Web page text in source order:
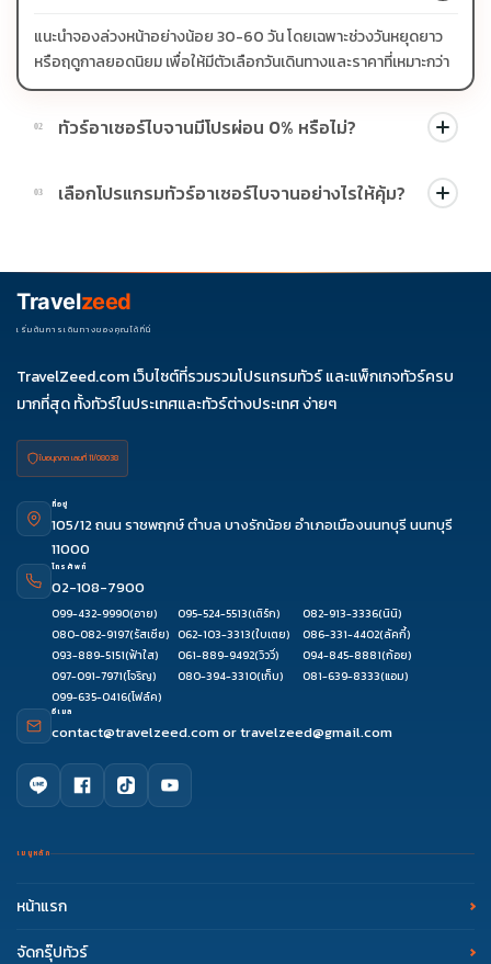
แนะนำจองล่วงหน้าอย่างน้อย 30-60 วัน โดยเฉพาะช่วงวันหยุดยาว
หรือฤดูกาลยอดนิยม เพื่อให้มีตัวเลือกวันเดินทางและราคาที่เหมาะกว่า
02 ทัวร์อาเซอร์ไบจานมีโปรผ่อน 0% หรือไม่?
บางโปรแกรมมีโปรผ่อน 0% หรือโปรโมชั่นบัตรเครดิตตามเงื่อนไขที่
บริษัทกำหนด สามารถดูสัญลักษณ์โปรโมชั่นในรายการทัวร์แต่ละ
03 เลือกโปรแกรมทัวร์อาเซอร์ไบจานอย่างไรให้คุ้ม?
ช่วงราคา ไม่ควรเทียบจากราคาต่ำสุดเพียงอย่างเดียว
Travelzeed
เริ่มต้นการเดินทางของคุณได้ที่นี่
TravelZeed.com เว็บไซต์ที่รวมรวมโปรแกรมทัวร์ และแพ็กเกจทัวร์ครบ
มากที่สุด ทั้งทัวร์ในประเทศและทัวร์ต่างประเทศ ง่ายๆ
ใบอนุญาต เลขที่ 11/08038
ที่อยู่
105/12 ถนน ราชพฤกษ์ ตำบล บางรักน้อย อำเภอเมืองนนทบุรี นนทบุรี
11000
โทรศัพท์
02-108-7900
099-432-9990(อาย) 095-524-5513(เติร์ก) 082-913-3336(นินิ)
080-082-9197(รัสเซีย) 062-103-3313(ใบเตย) 086-331-4402(ลัคกี้)
093-889-5151(ฟ้าใส) 061-889-9492(วิววี่) 094-845-8881(ก้อย)
097-091-7971(โจริญ) 080-394-3310(เก็บ) 081-639-8333(แอม)
099-635-0416(โฟล์ค)
อีเมล
contact@travelzeed.comortravelzeed@gmail.com
เมนูหลัก
หน้าแรก
จัดกรุ๊ปทัวร์